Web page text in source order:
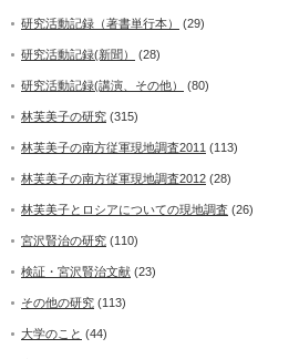
研究活動記録（著書単行本） (29)
研究活動記録(新聞） (28)
研究活動記録(講演、その他） (80)
林芙美子の研究 (315)
林芙美子の南方従軍現地調査2011 (113)
林芙美子の南方従軍現地調査2012 (28)
林芙美子とロシアについての現地調査 (26)
宮沢賢治の研究 (110)
検証・宮沢賢治文献 (23)
その他の研究 (113)
大学のこと (44)